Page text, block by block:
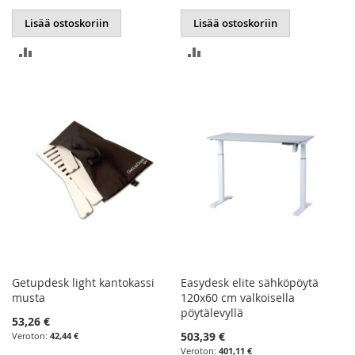
Lisää ostoskoriin Lisää ostoskoriin
Getupdesk light kantokassi
musta
53,26 €
42,44 €
Easydesk elite sähköpöytä
120x60 cm valkoisella
pöytälevyllä
503,39 €
401,11 €